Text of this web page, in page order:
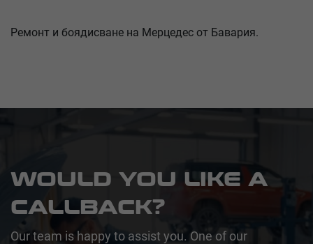
Ремонт и боядисване на Мерцедес от Бавария.
WOULD YOU LIKE A
CALLBACK?
Our team is happy to assist you. One of our